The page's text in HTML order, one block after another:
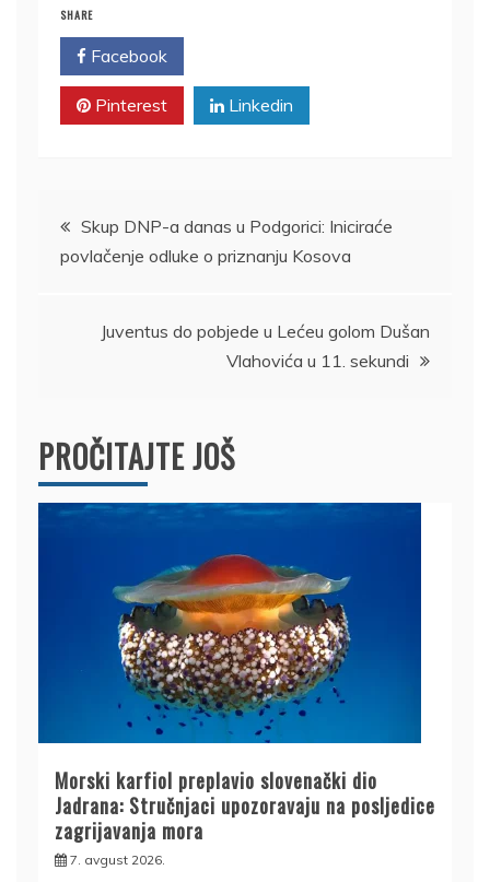
SHARE
Facebook
Pinterest Linkedin
Kretanje
članka
Skup DNP-a danas u Podgorici: Iniciraće
povlačenje odluke o priznanju Kosova
Juventus do pobjede u Lećeu golom Dušan
Vlahovića u 11. sekundi
PROČITAJTE JOŠ
Morski karfiol preplavio slovenački dio
Jadrana: Stručnjaci upozoravaju na posljedice
zagrijavanja mora
7. avgust 2026.